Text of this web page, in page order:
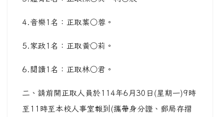
4.音樂1名：正取葉○蓉。
5.家政1名：正取黃○莉。
6.閱讀1名：正取林○君。
二、請前開正取人員於114年6月30日(星期一)9時
至11時至本校人事室報到(攜帶身分證、郵局存摺